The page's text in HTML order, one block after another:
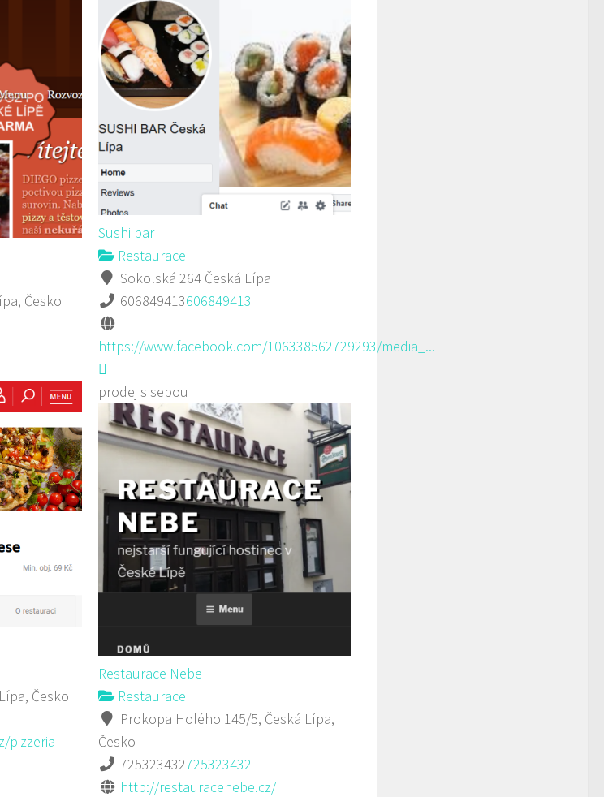
Sushi bar
Restaurace
Sokolská 264 Česká Lípa
606849413606849413
https://www.facebook.com/106338562729293/media_...
prodej s sebou
Česko
Česko
pizzeria-
Restaurace Nebe
Restaurace
Prokopa Holého 145/5, Česká Lípa,
Česko
725323432725323432
http://restauracenebe.cz/